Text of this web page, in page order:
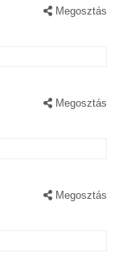
Megosztás
Megosztás
Megosztás